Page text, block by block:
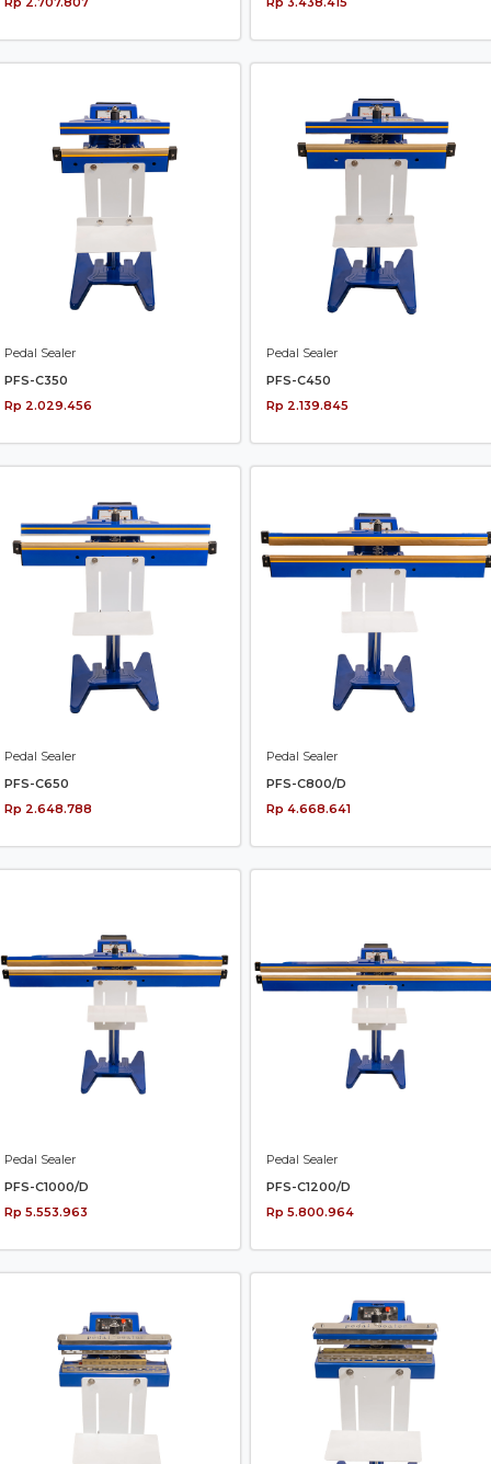
Pedal Sealer
PFS-C350
Rp 2.029.456
Pedal Sealer
PFS-C450
Rp 2.139.845
Pedal Sealer
PFS-C650
Rp 2.648.788
Pedal Sealer
PFS-C800/D
Rp 4.668.641
Pedal Sealer
PFS-C1000/D
Rp 5.553.963
Pedal Sealer
PFS-C1200/D
Rp 5.800.964